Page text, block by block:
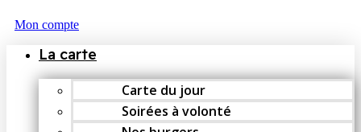
Mon compte
La carte
Carte du jour
Soirées à volonté